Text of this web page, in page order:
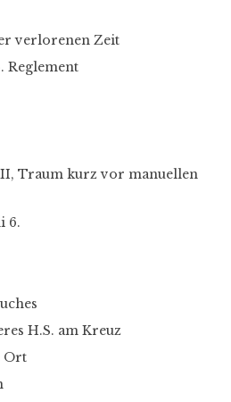
verlorenen Zeit
Reglement
Traum kurz vor manuellen
6.
H.S. am Kreuz
Ort